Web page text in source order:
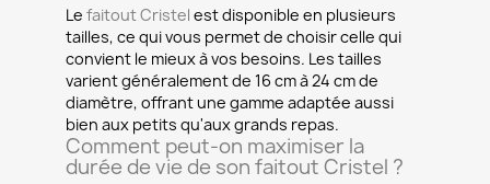
Le faitout Cristel est disponible en plusieurs
tailles, ce qui vous permet de choisir celle qui
convient le mieux à vos besoins. Les tailles
varient généralement de 16 cm à 24 cm de
diamètre, offrant une gamme adaptée aussi
bien aux petits qu'aux grands repas.
Comment peut-on maximiser la
durée de vie de son faitout Cristel ?